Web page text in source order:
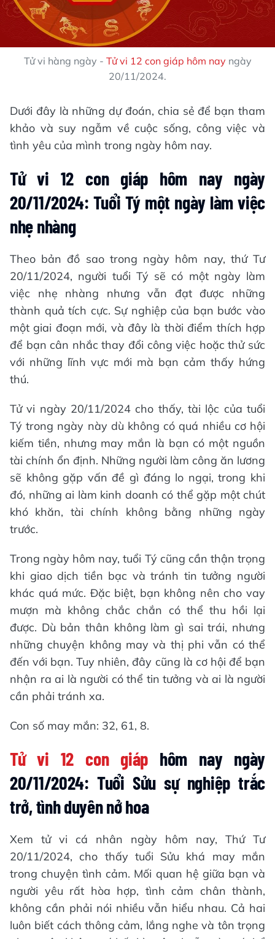
Tử vi hàng ngày - Tử vi 12 con giáp hôm nay ngày
20/11/2024.
Dưới đây là những dự đoán, chia sẻ để bạn tham
khảo và suy ngẫm về cuộc sống, công việc và
tình yêu của mình trong ngày hôm nay.
Tử vi 12 con giáp hôm nay ngày
20/11/2024: Tuổi Tý một ngày làm việc
nhẹ nhàng
Theo bản đồ sao trong ngày hôm nay, thứ Tư
20/11/2024, người tuổi Tý sẽ có một ngày làm
việc nhẹ nhàng nhưng vẫn đạt được những
thành quả tích cực. Sự nghiệp của bạn bước vào
một giai đoạn mới, và đây là thời điểm thích hợp
để bạn cân nhắc thay đổi công việc hoặc thử sức
với những lĩnh vực mới mà bạn cảm thấy hứng
thú.
Tử vi ngày 20/11/2024 cho thấy, tài lộc của tuổi
Tý trong ngày này dù không có quá nhiều cơ hội
kiếm tiền, nhưng may mắn là bạn có một nguồn
tài chính ổn định. Những người làm công ăn lương
sẽ không gặp vấn đề gì đáng lo ngại, trong khi
đó, những ai làm kinh doanh có thể gặp một chút
khó khăn, tài chính không bằng những ngày
trước.
Trong ngày hôm nay, tuổi Tý cũng cần thận trọng
khi giao dịch tiền bạc và tránh tin tưởng người
khác quá mức. Đặc biệt, bạn không nên cho vay
mượn mà không chắc chắn có thể thu hồi lại
được. Dù bản thân không làm gì sai trái, nhưng
những chuyện không may và thị phi vẫn có thể
đến với bạn. Tuy nhiên, đây cũng là cơ hội để bạn
nhận ra ai là người có thể tin tưởng và ai là người
cần phải tránh xa.
Con số may mắn: 32, 61, 8.
Tử vi 12 con giáp hôm nay ngày
20/11/2024: Tuổi Sửu sự nghiệp trắc
trở, tình duyên nở hoa
Xem tử vi cá nhân ngày hôm nay, Thứ Tư
20/11/2024, cho thấy tuổi Sửu khá may mắn
trong chuyện tình cảm. Mối quan hệ giữa bạn và
người yêu rất hòa hợp, tình cảm chân thành,
không cần phải nói nhiều vẫn hiểu nhau. Cả hai
luôn biết cách thông cảm, lắng nghe và tôn trọng